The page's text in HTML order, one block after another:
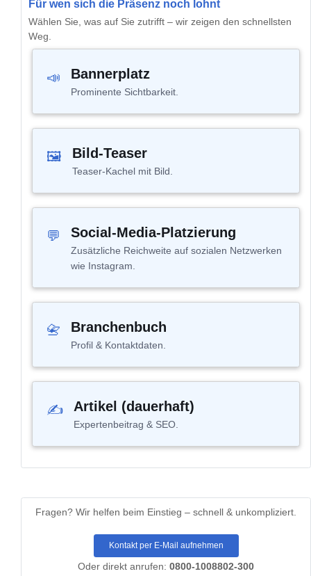
Für wen sich die Präsenz noch lohnt
Wählen Sie, was auf Sie zutrifft – wir zeigen den schnellsten
Weg.
📣 Bannerplatz
Prominente Sichtbarkeit.
🖼 Bild-Teaser
Teaser-Kachel mit Bild.
💬 Social-Media-Platzierung
Zusätzliche Reichweite auf sozialen Netzwerken
wie Instagram.
📇 Branchenbuch
Profil & Kontaktdaten.
✍ Artikel (dauerhaft)
Expertenbeitrag & SEO.
Fragen? Wir helfen beim Einstieg – schnell & unkompliziert.
Kontakt per E-Mail aufnehmen
Oder direkt anrufen: 0800-1008802-300